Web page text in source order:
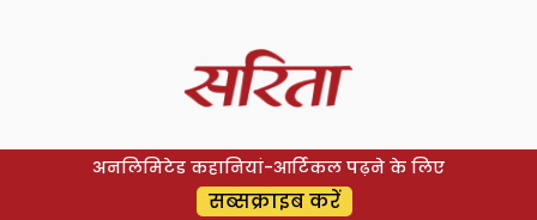
अनलिमिटेड कहानियां-आर्टिकल पढ़ने के लिए
सब्सक्राइब करें